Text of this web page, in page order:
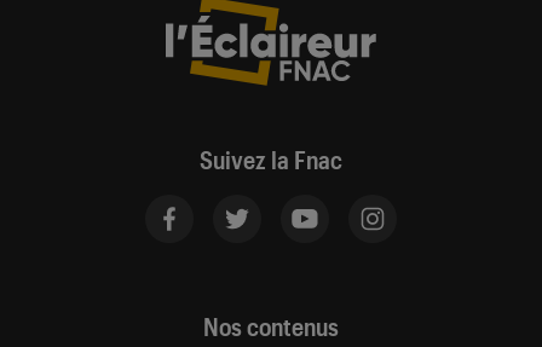
Suivez la Fnac
Nos contenus